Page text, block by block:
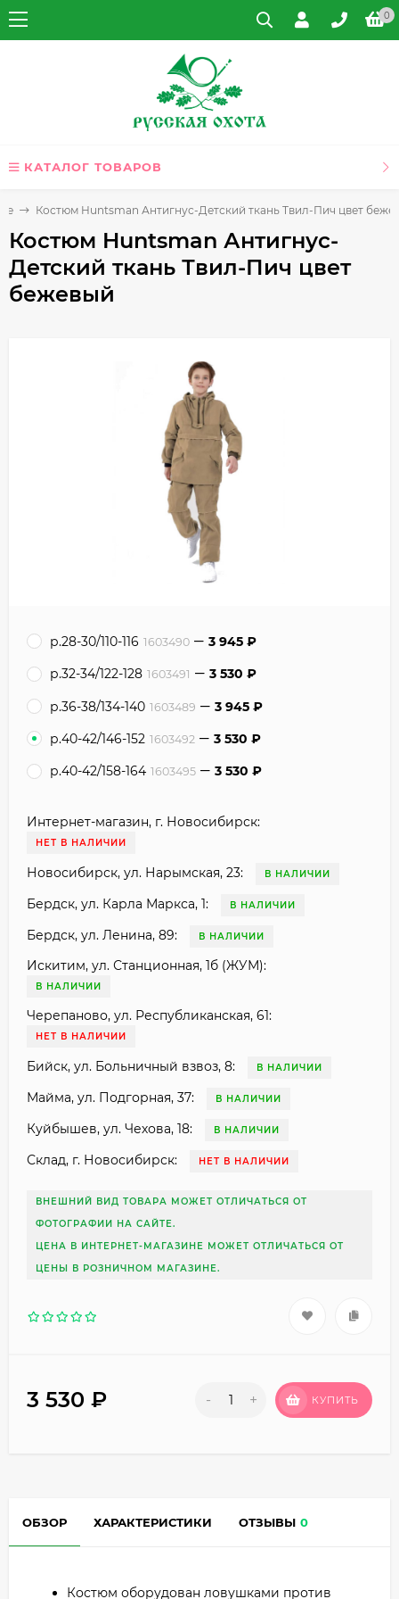
0
КАТАЛОГ ТОВАРОВ
Костюм Huntsman Антигнус-Детский ткань Твил-Пич цвет
Костюм Huntsman Антигнус-
Детский ткань Твил-Пич цвет
бежевый
р.28-30/110-116 1603490 3 945 ₽
р.32-34/122-128 1603491 3 530 ₽
р.36-38/134-140 1603489 3 945 ₽
р.40-42/146-152 1603492 3 530 ₽
р.40-42/158-164 1603495 3 530 ₽
Интернет-магазин, г. Новосибирск:
НЕТ В НАЛИЧИИ
Новосибирск, ул. Нарымская, 23: В НАЛИЧИИ
Бердск, ул. Карла Маркса, 1: В НАЛИЧИИ
Бердск, ул. Ленина, 89: В НАЛИЧИИ
Искитим, ул. Станционная, 1б (ЖУМ):
В НАЛИЧИИ
Черепаново, ул. Республиканская, 61:
НЕТ В НАЛИЧИИ
Бийск, ул. Больничный взвоз, 8: В НАЛИЧИИ
Майма, ул. Подгорная, 37: В НАЛИЧИИ
Куйбышев, ул. Чехова, 18: В НАЛИЧИИ
Склад, г. Новосибирск: НЕТ В НАЛИЧИИ
ВНЕШНИЙ ВИД ТОВАРА МОЖЕТ ОТЛИЧАТЬСЯ ОТ
ФОТОГРАФИИ НА САЙТЕ.
ЦЕНА В ИНТЕРНЕТ-МАГАЗИНЕ МОЖЕТ ОТЛИЧАТЬСЯ ОТ
ЦЕНЫ В РОЗНИЧНОМ МАГАЗИНЕ.
3 530 ₽ - + КУПИТЬ
ОБЗОР ХАРАКТЕРИСТИКИ ОТЗЫВЫ 0
Костюм оборудован ловушками против